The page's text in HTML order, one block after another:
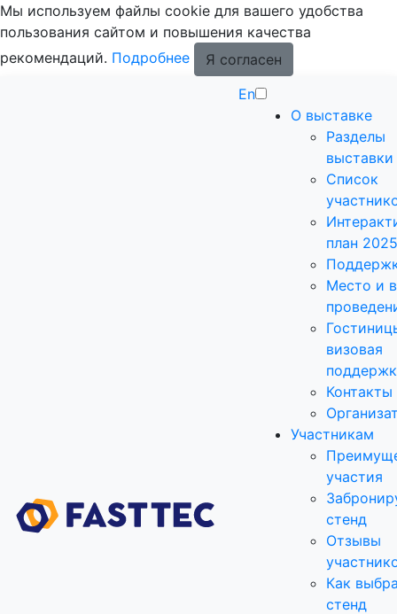
Мы используем файлы cookie для вашего удобства
пользования сайтом и повышения качества
рекомендаций. Подробнее
Я согласен
En
О выставке
Разделы
выставки
Список
план 2025
Место и
визовая
Контакты
Участникам
участия
стенд
Отзывы
Как
стенд